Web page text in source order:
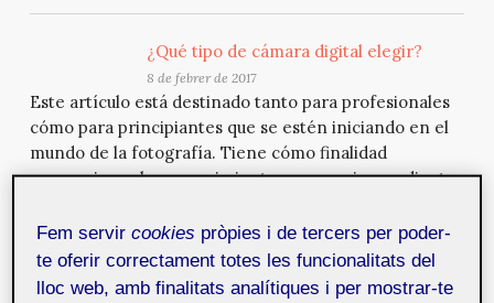
¿Qué tipo de cámara digital elegir?
8 de febrer de 2017
Este artículo está destinado tanto para profesionales
cómo para principiantes que se estén iniciando en el
mundo de la fotografía. Tiene cómo finalidad
proporcionar los conocimientos necesarios mediante
complementos que necesitarás para poder ofrecer el
mejor contenido multimedia para tus proyectos
online.
Fem servircookies pròpies i de tercers per poder-
te oferir correctament totes les funcionalitats del
lloc web, amb finalitats analítiques i per mostrar-te